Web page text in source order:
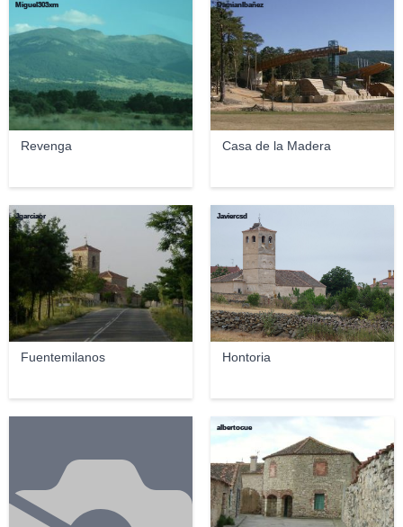
Revenga
Miguel303xm
Casa de la Madera
DamianIbañez
Fuentemilanos
Jgarciaor
Hontoria
Javiercsd
albertocue